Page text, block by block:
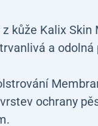
kůže Kalix Skin
a odolná
ochrany